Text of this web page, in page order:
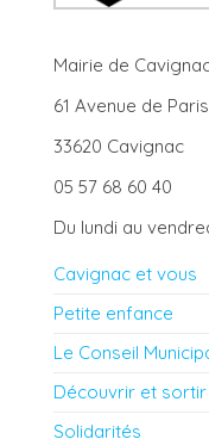
Mairie de
61 Avenue de Paris
33620 Cavignac
05 57 68 60 40
Du lundi au
Cavignac et vous
Petite enfance
Le Conseil
Découvrir et sortir
Solidarités